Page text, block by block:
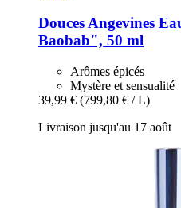
Douces Angevines
Baobab", 50 ml
Arômes épicés
Mystère et sensualité
39,99 € (799,80 € / L)
Livraison jusqu'au 17 août